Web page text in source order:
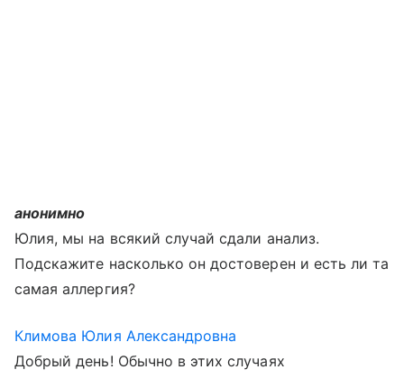
анонимно
Юлия, мы на всякий случай сдали анализ.
Подскажите насколько он достоверен и есть ли та
самая аллергия?
Климова Юлия Александровна
Добрый день! Обычно в этих случаях